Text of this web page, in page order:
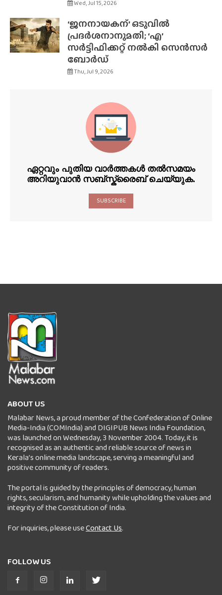
Wed, Jul 15, 2026
‘ജനനായകന്’ ഒടുവിൽ
പ്രദർശനാനുമതി; ‘എ’
സർട്ടിഫിക്കറ്റ് നൽകി സെൻസർ
ബോർഡ്
Thu, Jul 9, 2026
ഏറ്റവും പുതിയ വാർത്തകൾ തൽസമയം
അറിയുവാൻ സബ്സ്ക്രൈബ് ചെയ്യുക.
SUBSCRIBE
ABOUT US
Malabar News, a proud member of the Confederation of Online
Media-India (COMIndia) and DIGIPUB News India Foundation,
was launched on Wednesday, 3 November 2004. Today, it is
recognised as an authentic and reliable source of news in
Kerala’s online media landscape, serving a meaningful and
positive community of readers.
The portal is guided by the principles of democracy, human
rights, secularism, and humanity while upholding the values and
integrity of the Constitution of India.
For inquiries, please useContact Us.
FOLLOW US